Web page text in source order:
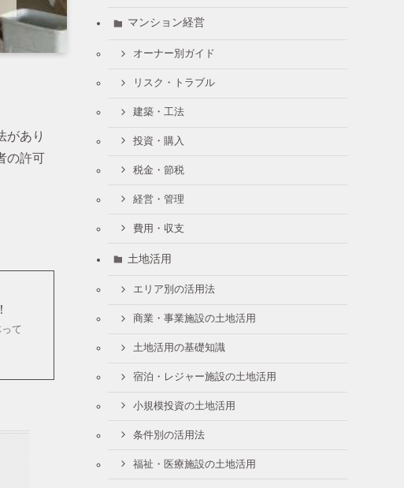
があり
許可
て
マンション経営
オーナー別ガイド
リスク・トラブル
建築・工法
投資・購入
税金・節税
経営・管理
費用・収支
土地活用
エリア別の活用法
商業・事業施設の土地活用
土地活用の基礎知識
宿泊・レジャー施設の土地活用
小規模投資の土地活用
条件別の活用法
福祉・医療施設の土地活用